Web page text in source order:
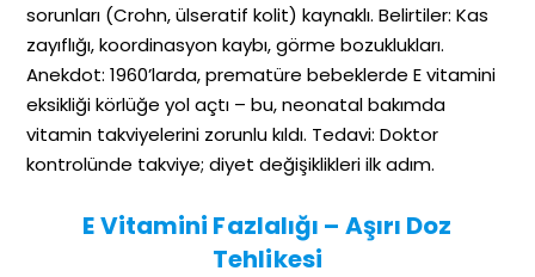
sorunları (Crohn, ülseratif kolit) kaynaklı. Belirtiler: Kas
zayıflığı, koordinasyon kaybı, görme bozuklukları.
Anekdot: 1960’larda, prematüre bebeklerde E vitamini
eksikliği körlüğe yol açtı – bu, neonatal bakımda
vitamin takviyelerini zorunlu kıldı. Tedavi: Doktor
kontrolünde takviye; diyet değişiklikleri ilk adım.
E Vitamini Fazlalığı – Aşırı Doz
Tehlikesi